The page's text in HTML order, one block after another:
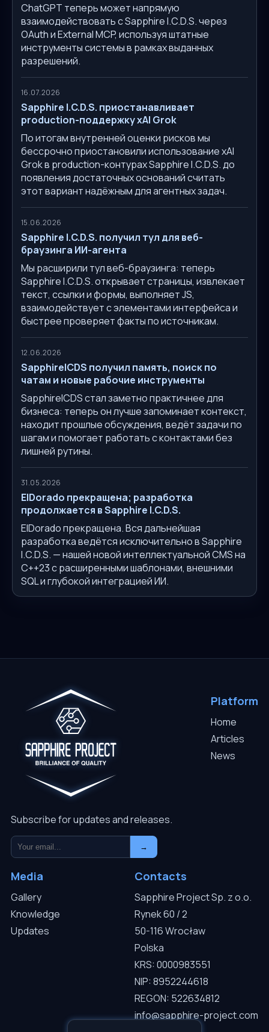
ChatGPT теперь может напрямую
взаимодействовать с Sapphire I.C.D.S. через
OAuth и External MCP, используя штатные
инструменты системы в рамках выданных
разрешений.
16.07.2026
Sapphire I.C.D.S. приостанавливает
production-поддержку xAI Grok
По итогам внутренней оценки рисков мы
бессрочно приостановили использование xAI
Grok в production-контурах Sapphire I.C.D.S. до
появления достаточных оснований считать
этот вариант надёжным для агентных задач.
15.06.2026
Sapphire I.C.D.S. получил тул для веб-
браузинга ИИ-агента
Мы расширили тул веб-браузинга: теперь
Sapphire I.C.D.S. открывает страницы, извлекает
текст, ссылки и формы, выполняет JS,
взаимодействует с элементами интерфейса и
быстрее проверяет факты по источникам.
12.06.2026
SapphireICDS получил память, поиск по
чатам и новые рабочие инструменты
SapphireICDS стал заметно практичнее для
бизнеса: теперь он лучше запоминает контекст,
находит прошлые обсуждения, ведёт задачи по
шагам и помогает работать с контактами без
лишней рутины.
31.05.2026
ElDorado прекращена; разработка
продолжается в Sapphire I.C.D.S.
ElDorado прекращена. Вся дальнейшая
разработка ведётся исключительно в Sapphire
I.C.D.S. — нашей новой интеллектуальной CMS на
C++23 с расширенными шаблонами, внешними
SQL и глубокой интеграцией ИИ.
Subscribe for updates and releases.
→
Platform
Home
Articles
News
Media
Gallery
Knowledge
Updates
Contacts
Sapphire Project Sp. z o.o.
Rynek 60 / 2
50-116 Wrocław
Polska
KRS: 0000983551
NIP: 8952244618
REGON: 522634812
info@sapphire-project.com